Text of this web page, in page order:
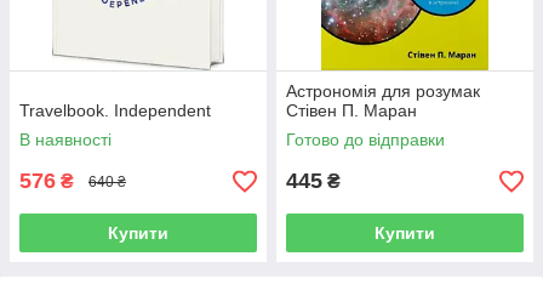
Travelbook. Independent
В наявності
576 ₴ 640 ₴
Купити
Астрономія для розумак
Стівен П. Маран
Готово до відправки
445 ₴
Купити